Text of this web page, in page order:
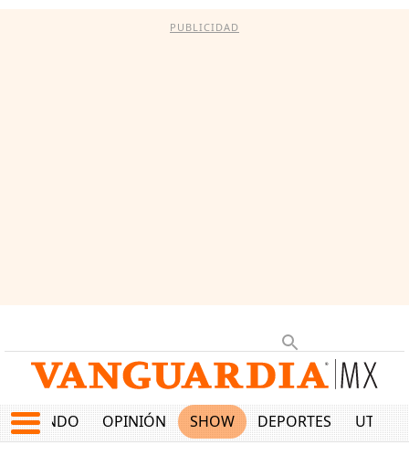
PUBLICIDAD
MUNDO OPINIÓN SHOW DEPORTES